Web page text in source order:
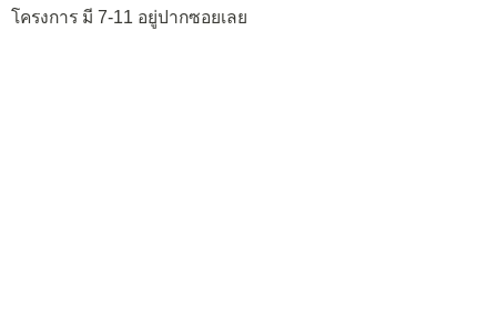
โครงการ มี 7-11 อยู่ปากซอยเลย